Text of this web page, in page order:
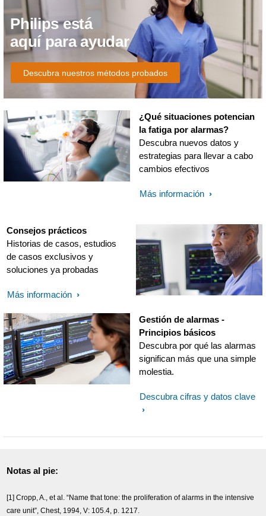
Philips está
aquí para ayudar
Descubra nuestros métodos probados
¿Qué situaciones potencian
la fatiga por alarmas?
Descubra nuevos datos y
estrategias para llevar a cabo
cambios efectivos
Más información
Consejos prácticos
Historias de casos, estudios
de casos exclusivos y
soluciones ya probadas
Más información
Gestión de alarmas -
Principios básicos
Descubra por qué las alarmas
significan más que una simple
molestia.
Descubra cifras y datos clave
Notas al pie:
[1] Cropp, A., et al. “Name that tone: the proliferation of alarms in the intensive
care unit”, Chest, 1994, V: 105.4, p. 1217.